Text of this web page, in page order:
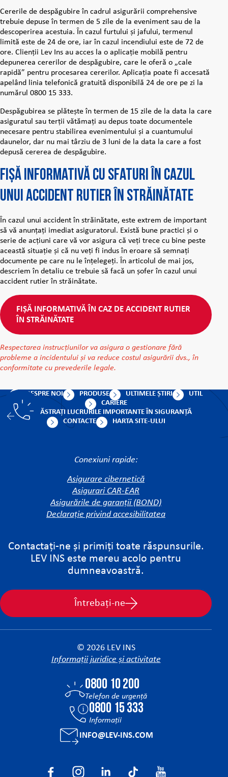
Cererile de despăgubire în cadrul asigurării comprehensive
trebuie depuse în termen de 5 zile de la eveniment sau de la
descoperirea acestuia. În cazul furtului și jafului, termenul
limită este de 24 de ore, iar în cazul incendiului este de 72 de
ore. Clienții Lev Ins au acces la o aplicație mobilă pentru
depunerea cererilor de despăgubire, care le oferă o „cale
rapidă” pentru procesarea cererilor. Aplicația poate fi accesată
apelând linia telefonică gratuită disponibilă 24 de ore pe zi la
numărul 0800 15 333.
Despăgubirea se plătește în termen de 15 zile de la data la care
asiguratul sau terții vătămați au depus toate documentele
necesare pentru stabilirea evenimentului și a cuantumului
daunelor, dar nu mai târziu de 3 luni de la data la care a fost
depusă cererea de despăgubire.
Fișă informativă cu sfaturi în cazul
unui accident rutier în străinătate
În cazul unui accident în străinătate, este extrem de important
să vă anunțați imediat asiguratorul. Există bune practici și o
serie de acțiuni care vă vor asigura că veți trece cu bine peste
această situație și că nu veți fi indus în eroare să semnați
documente pe care nu le înțelegeți. În articolul de mai jos,
descriem în detaliu ce trebuie să facă un șofer în cazul unui
accident rutier în străinătate.
FIȘĂ INFORMATIVĂ ÎN CAZ DE ACCIDENT RUTIER
ÎN STRĂINĂTATE
Respectarea instrucțiunilor va asigura o gestionare fără
probleme a incidentului și va reduce costul asigurării dvs., în
conformitate cu prevederile legale.
DESPRE NOI PRODUSE ULTIMELE ȘTIRI
UTIL
CARIERE
PĂSTRAȚI LUCRURILE IMPORTANTE ÎN SIGURANȚĂ
CONTACTE
HARTA SITE-ULUI
Conexiuni rapide:
Asigurare cibernetică
Asigurari CAR-EAR
Asigurările de garanții (BOND)
Declarație privind accesibilitatea
Contactați-ne și primiți toate răspunsurile.
LEV INS este mereu acolo pentru
dumneavoastră.
Întrebați-ne
© 2026 LEV INS
Informații juridice și activitate
0800 10 200
Telefon de urgență
0800 15 333
Informaţii
INFO@LEV-INS.COM